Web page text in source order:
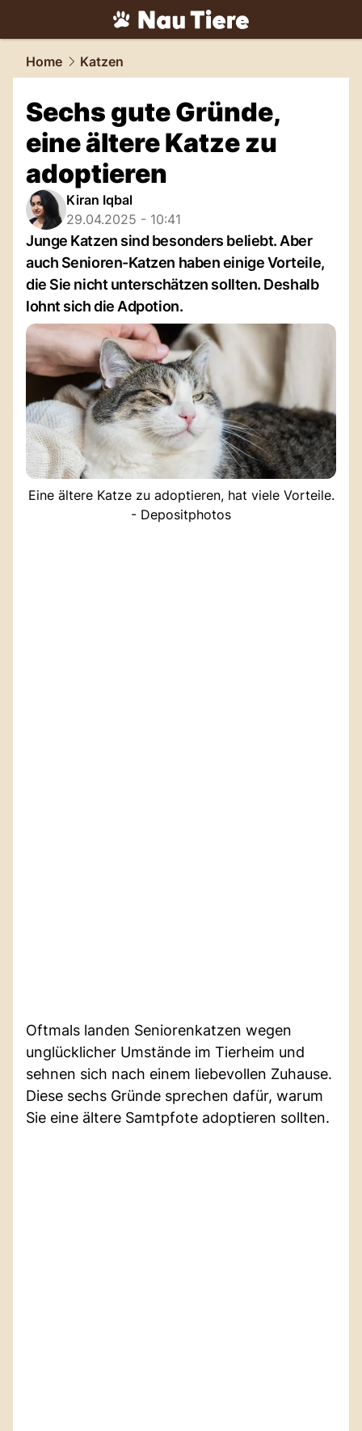
tiere.NAU.ch
Home Katzen
Sechs gute Gründe,
eine ältere Katze zu
adoptieren
Kiran Iqbal
29.04.2025 - 10:41
Junge Katzen sind besonders beliebt. Aber
auch Senioren-Katzen haben einige Vorteile,
die Sie nicht unterschätzen sollten. Deshalb
lohnt sich die Adpotion.
Eine ältere Katze zu adoptieren, hat viele Vorteile.
- Depositphotos
Oftmals landen Seniorenkatzen wegen
unglücklicher Umstände im Tierheim und
sehnen sich nach einem liebevollen Zuhause.
Diese sechs Gründe sprechen dafür, warum
Sie eine ältere Samtpfote adoptieren sollten.